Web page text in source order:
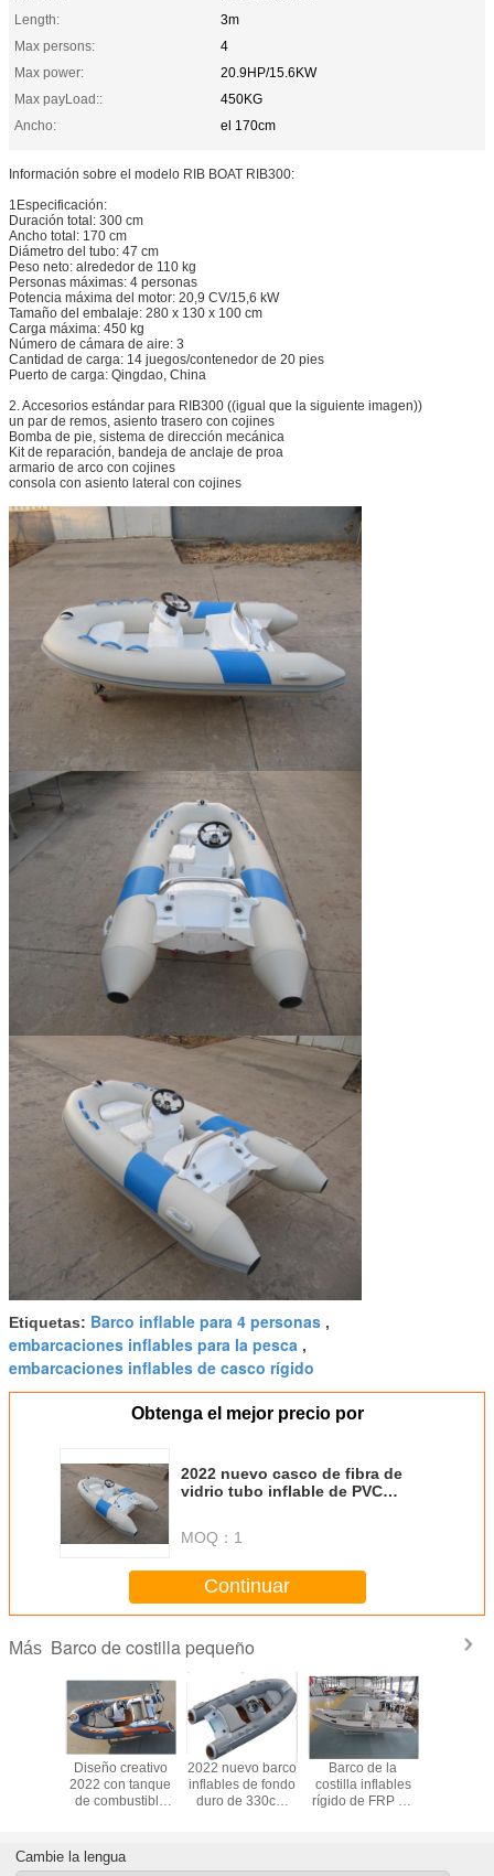
Length:
3m
Max persons:
4
Max power:
20.9HP/15.6KW
Max payLoad::
450KG
Ancho:
el 170cm
Información sobre el modelo RIB BOAT RIB300:
1Especificación:
Duración total: 300 cm
Ancho total: 170 cm
Diámetro del tubo: 47 cm
Peso neto: alrededor de 110 kg
Personas máximas: 4 personas
Potencia máxima del motor: 20,9 CV/15,6 kW
Tamaño del embalaje: 280 x 130 x 100 cm
Carga máxima: 450 kg
Número de cámara de aire: 3
Cantidad de carga: 14 juegos/contenedor de 20 pies
Puerto de carga: Qingdao, China
2. Accesorios estándar para RIB300 ((igual que la siguiente imagen))
un par de remos, asiento trasero con cojines
Bomba de pie, sistema de dirección mecánica
Kit de reparación, bandeja de anclaje de proa
armario de arco con cojines
consola con asiento lateral con cojines
Etiquetas: Barco inflable para 4 personas ,
embarcaciones inflables para la pesca ,
embarcaciones inflables de casco rígido
Obtenga el mejor precio por
2022 nuevo casco de fibra de
vidrio tubo inflable de PVC
MOQ： 1
Continuar
Más Barco de costilla pequeño
Diseño creativo
2022 con tanque
de combustible
pies con suelo de
teca
2022 nuevo barco
inflables de fondo
duro de 330cm
Barco de la
costilla inflables
rígido de FRP de
arco de luz SS
Cambie la lengua